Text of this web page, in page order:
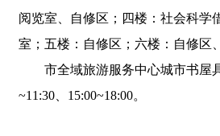
阅览室、自修区；四楼：社会科学
室；五楼：自修区；六楼：自修区
市全域旅游服务中心城市书屋
~11:30、15:00~18:00。